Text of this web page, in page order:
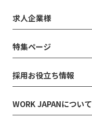
求人企業様
特集ページ
採用お役立ち情報
WORK JAPANについて